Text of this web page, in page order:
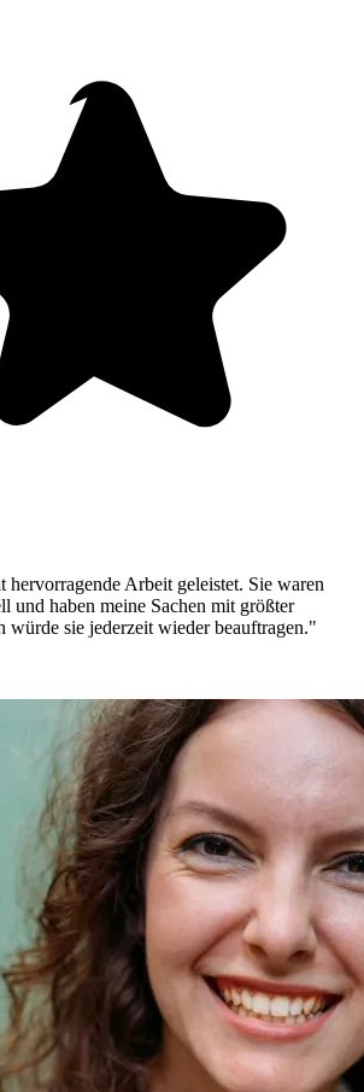
Arbeit geleistet. Sie waren
und haben meine Sachen mit größter
würde sie jederzeit wieder beauftragen."